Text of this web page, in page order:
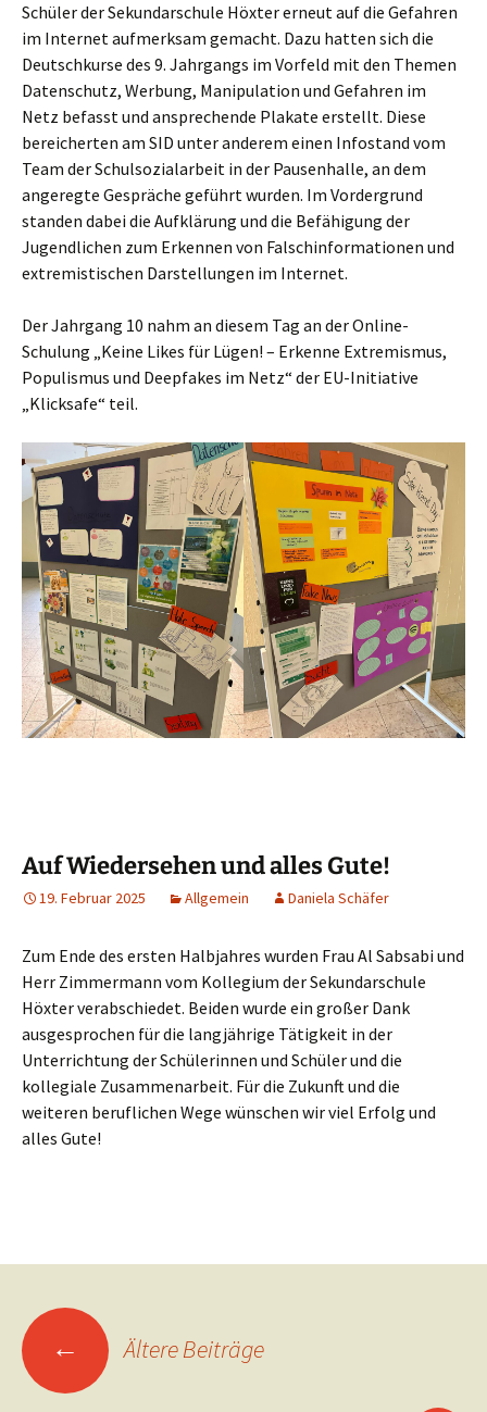
Schüler der Sekundarschule Höxter erneut auf die Gefahren
im Internet aufmerksam gemacht. Dazu hatten sich die
Deutschkurse des 9. Jahrgangs im Vorfeld mit den Themen
Datenschutz, Werbung, Manipulation und Gefahren im
Netz befasst und ansprechende Plakate erstellt. Diese
bereicherten am SID unter anderem einen Infostand vom
Team der Schulsozialarbeit in der Pausenhalle, an dem
angeregte Gespräche geführt wurden. Im Vordergrund
standen dabei die Aufklärung und die Befähigung der
Jugendlichen zum Erkennen von Falschinformationen und
extremistischen Darstellungen im Internet.
Der Jahrgang 10 nahm an diesem Tag an der Online-
Schulung „Keine Likes für Lügen! – Erkenne Extremismus,
Populismus und Deepfakes im Netz“ der EU-Initiative
„Klicksafe“ teil.
Auf Wiedersehen und alles Gute!
19. Februar 2025 Allgemein Daniela Schäfer
Zum Ende des ersten Halbjahres wurden Frau Al Sabsabi und
Herr Zimmermann vom Kollegium der Sekundarschule
Höxter verabschiedet. Beiden wurde ein großer Dank
ausgesprochen für die langjährige Tätigkeit in der
Unterrichtung der Schülerinnen und Schüler und die
kollegiale Zusammenarbeit. Für die Zukunft und die
weiteren beruflichen Wege wünschen wir viel Erfolg und
alles Gute!
Beitragsnavigation
← Ältere Beiträge